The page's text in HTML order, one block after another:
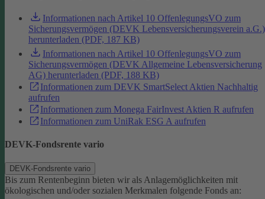
Informationen nach Artikel 10 OffenlegungsVO zum
Sicherungsvermögen (DEVK Lebensversicherungsverein a.G.)
herunterladen (PDF, 187 KB)
Informationen nach Artikel 10 OffenlegungsVO zum
Sicherungsvermögen (DEVK Allgemeine Lebensversicherung
AG) herunterladen (PDF, 188 KB)
Informationen zum DEVK SmartSelect Aktien Nachhaltig
aufrufen
Informationen zum Monega FairInvest Aktien R aufrufen
Informationen zum UniRak ESG A aufrufen
DEVK-Fondsrente vario
DEVK-Fondsrente vario
Bis zum Rentenbeginn bieten wir als Anlagemöglichkeiten mit
ökologischen und/oder sozialen Merkmalen folgende Fonds an: